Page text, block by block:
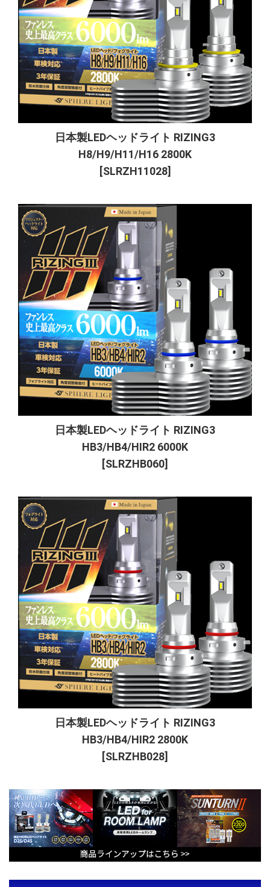
日本製LEDヘッドライト RIZING3
H8/H9/H11/H16 2800K
[SLRZH11028]
日本製LEDヘッドライト RIZING3
HB3/HB4/HIR2 6000K
[SLRZHB060]
日本製LEDヘッドライト RIZING3
HB3/HB4/HIR2 2800K
[SLRZHB028]